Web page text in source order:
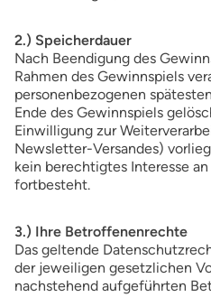
2.) Speicherdauer
Nach Beendigung des
Rahmen des Gewinnspiels
personenbezogenen
Ende des Gewinnspiels
Einwilligung zur
Newsletter-Versandes)
kein berechtigtes Interesse
fortbesteht.
3.) Ihre Betroffenenrechte
Das geltende
der jeweiligen gesetzlichen
nachstehend aufgeführten